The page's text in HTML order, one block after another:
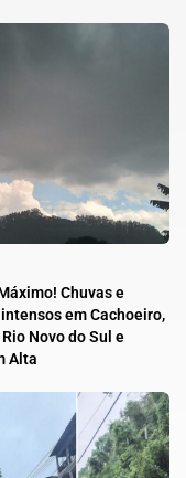
Chuvas e
em Cachoeiro,
Novo do Sul e
Alta